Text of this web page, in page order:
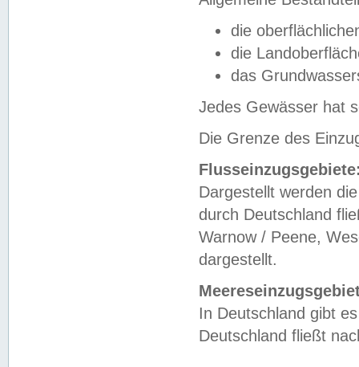
die
die
das
Jedes Gewässer hat
Die Grenze des
Dargestellt werden
durch Deutschland
Warnow / Peene,
dargestellt.
In Deutschland gibt
Deutschland fließt